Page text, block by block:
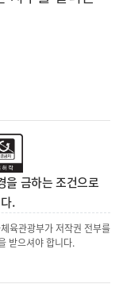
을 금하는 조건으로
.
육관광부가 저작권 전부를
받으셔야 합니다.